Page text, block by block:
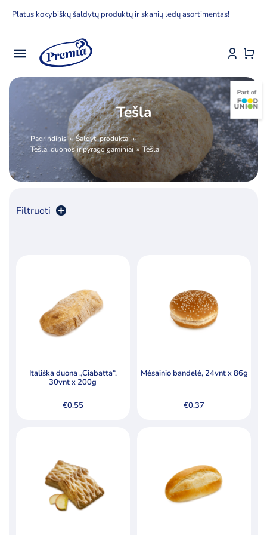
Platus kokybiškų šaldytų produktų ir skanių ledų asortimentas!
Toggle
Navigation
Pradžia
E-parduotuvė
Apie Premia KPC
Tešla
Pagrindinis
Šaldyti produktai
Tešla, duonos ir pyrago gaminiai
Tešla
Filtruoti
Kategorijos
Ledai
Pieno produktai
Ledo kubeliai kokteiliams
Šaldyti pusgaminiai, užkandžiai
Šaldytos bulvės ir jų produktai
Šaldytos daržovės ir jų mišiniai
Itališka duona „Ciabatta“,
30vnt x 200g
€0.55
Mėsainio bandelė, 24vnt x 86g
€0.37